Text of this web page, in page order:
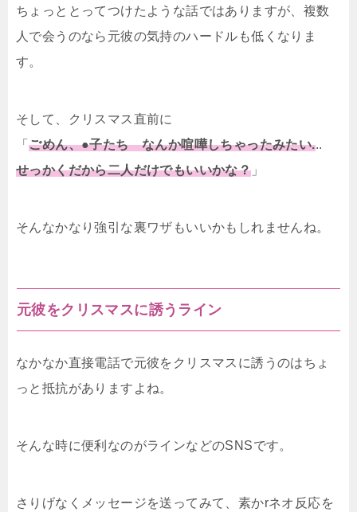
ちょっととってつけたような話ではありますが、複数
人で会うのなら元彼の気持のハードルも低くなりま
す。
そして、クリスマス直前に
「ごめん、●子たち なんか喧嘩しちゃったみたい...
せっかくだから二人だけでもいいかな？ 」
そんなかなり強引な裏ワザもいいかもしれませんね。
元彼をクリスマスに誘うライン
なかなか直接電話で元彼をクリスマスに誘うのはちょ
っと抵抗がありますよね。
そんな時に便利なのがラインなどのSNSです。
さりげなくメッセージを送ってみて、素かrネオ反応を